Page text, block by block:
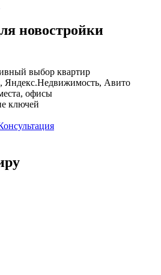
новостройки
выбор квартир
Яндекс.Недвижимость, Авито
офисы
ключей